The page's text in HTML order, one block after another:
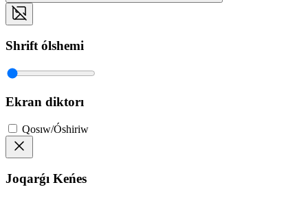
Shrift ólshemi
Ekran diktorı
Qosıw/Óshiriw
Joqarǵı Keńes